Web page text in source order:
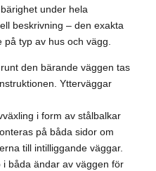
under hela
beskrivning – den exakta
på typ av hus och vägg.
den bärande väggen tas
Ytterväggar
i form av stålbalkar
på båda sidor om
till intilliggande väggar.
båda ändar av väggen för